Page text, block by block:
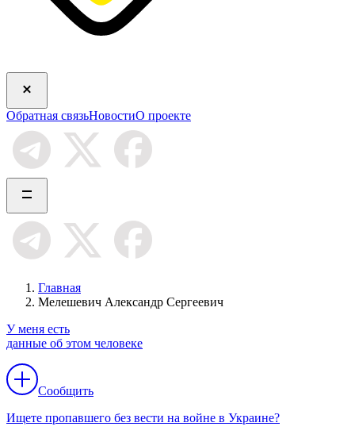
Обратная связьНовостиО проекте
Главная
Мелешевич Александр Сергеевич
У меня есть
данные об этом человеке
Сообщить
Ищете пропавшего без вести на войне в Украине?